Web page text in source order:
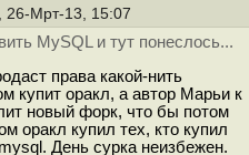
26-Мрт-13, 15:07
MySQL и тут понеслось...
права какой-нить
купит оракл, а автор Марьи к
новый форк, что бы потом
оракл купил тех, кто купил
День сурка неизбежен.